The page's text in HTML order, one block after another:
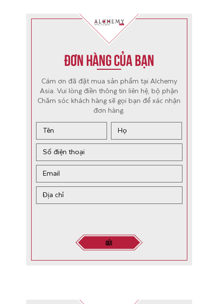
Đơn hàng của bạn
Cám ơn đã đặt mua sản phẩm tại Alchemy
Asia. Vui lòng điền thông tin liên hệ, bộ phận
Chăm sóc khách hàng sẽ gọi bạn để xác nhận
đơn hàng.
Gửi